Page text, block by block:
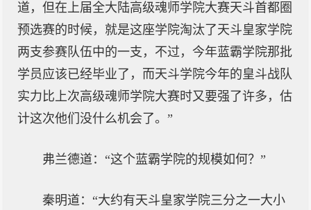
道，但在上届全大陆高级魂师学院大赛天斗首都圈
预选赛的时候，就是这座学院淘汰了天斗皇家学院
两支参赛队伍中的一支，不过，今年蓝霸学院那批
学员应该已经毕业了，而天斗学院今年的皇斗战队
实力比上次高级魂师学院大赛时又要强了许多，估
计这次他们没什么机会了。”
弗兰德道：“这个蓝霸学院的规模如何？”
秦明道：“大约有天斗皇家学院三分之一大小